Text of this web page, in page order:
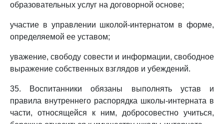
образовательных услуг на договорной основе;
участие в управлении школой-интернатом в форме,
определяемой ее уставом;
уважение, свободу совести и информации, свободное
выражение собственных взглядов и убеждений.
35. Воспитанники обязаны выполнять устав и
правила внутреннего распорядка школы-интерната в
части, относящейся к ним, добросовестно учиться,